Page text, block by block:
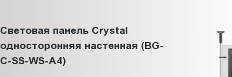
Световая панель Crystal
односторонняя настенная (BG-
C-SS-WS-A4)